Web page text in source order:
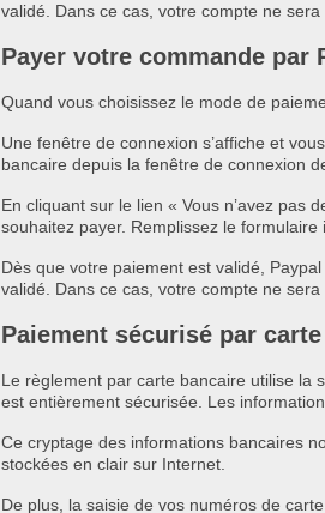
validé. Dans ce cas, votre compte ne
Payer votre commande par
Quand vous choisissez le mode de
Une fenêtre de connexion s’affiche et
bancaire depuis la fenêtre de connexion
En cliquant sur le lien « Vous n’avez pas
souhaitez payer. Remplissez le
Dès que votre paiement est validé,
validé. Dans ce cas, votre compte ne
Paiement sécurisé par
Le règlement par carte bancaire utilise la
est entièrement sécurisée. Les
Ce cryptage des informations bancaires
stockées en clair sur Internet.
De plus, la saisie de vos numéros de